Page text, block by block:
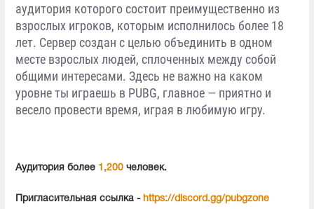
аудитория которого состоит преимущественно из
взрослых игроков, которым исполнилось более 18
лет. Сервер создан с целью объединить в одном
месте взрослых людей, сплоченных между собой
общими интересами. Здесь не важно на каком
уровне ты играешь в PUBG, главное — приятно и
весело провести время, играя в любимую игру.
Аудитория более 1,200 человек.
Пригласительная ссылка - https://discord.gg/pubgzone